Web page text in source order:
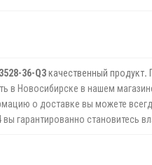
36-Q3качественный продукт.
в Новосибирске в нашем
о доставке вы можете
вы гарантированно становитесь